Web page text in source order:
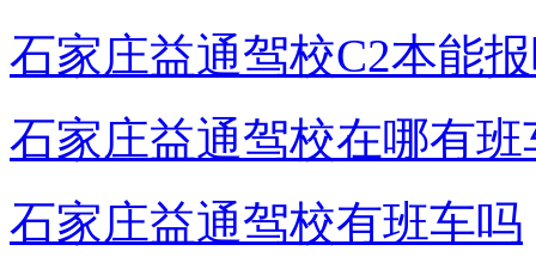
石家庄益通驾校C2本能
石家庄益通驾校在哪有班
石家庄益通驾校有班车吗